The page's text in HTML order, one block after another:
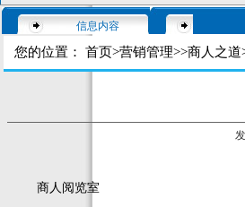
信息内容
您的位置： 首页>营销管理>>商人之道
商人阅览室